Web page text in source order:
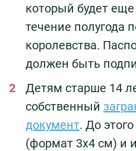
который будет
течение полугода
королевства.
должен быть
Детям старше 14
собственный
документ. До
(формат 3х4 см) и